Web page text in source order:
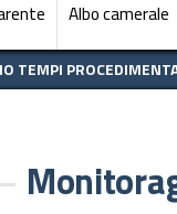
Albo camerale
TEMPI